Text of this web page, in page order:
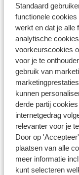
Standaard
functionele
werkt en dat je alle
analytische
voorkeurscookies
voor je te
gebruik van
kunnen
derde partij
internetgedrag
relevanter voor je
Door op
plaatsen van alle
meer informatie
kunt selecteren
Transavia
Vueling
Volotea
Condor